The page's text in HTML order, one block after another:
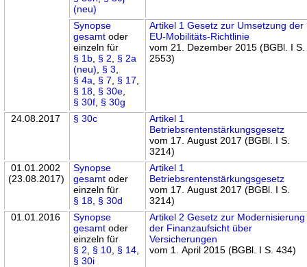
(neu)
Synopse
gesamt oder
einzeln für
§ 1b § 2
§ 2a
(neu)
§ 3
§ 4a
§ 7 § 17
§ 18 § 30e
§ 30f § 30g
Artikel 1 Gesetz zur Umsetzung der
EU-Mobilitäts-Richtlinie
vom 21. Dezember 2015 (BGBl. I S.
2553)
24.08.2017 § 30c
Artikel 1
Betriebsrentenstärkungsgesetz
vom 17. August 2017 (BGBl. I S.
3214)
01.01.2002
(23.08.2017)
Synopse
gesamt oder
einzeln für
§ 18 § 30d
Artikel 1
Betriebsrentenstärkungsgesetz
vom 17. August 2017 (BGBl. I S.
3214)
01.01.2016
Synopse
gesamt oder
einzeln für
§ 2
§ 10 § 14
§ 30i
Artikel 2 Gesetz zur Modernisierung
der Finanzaufsicht über
Versicherungen
vom 1. April 2015 (BGBl. I S. 434)